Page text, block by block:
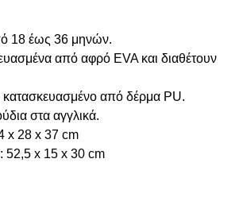
18 έως 36 μηνών.
από αφρό EVA και διαθέτουν
κατασκευασμένο από δέρμα PU.
στα αγγλικά.
x 28 x 37 cm
52,5 x 15 x 30 cm